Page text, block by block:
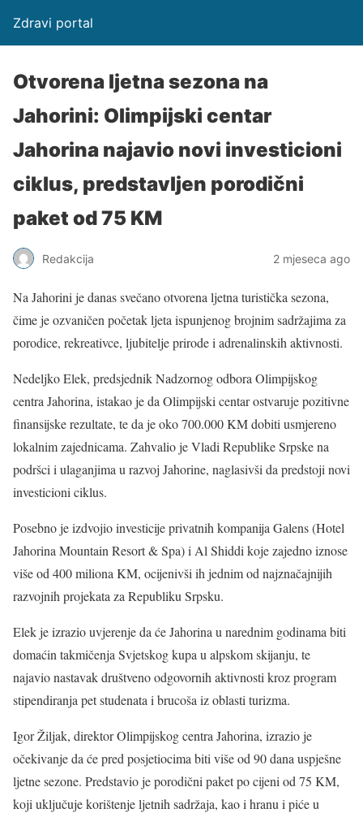
Zdravi portal
Otvorena ljetna sezona na
Jahorini: Olimpijski centar
Jahorina najavio novi investicioni
ciklus, predstavljen porodični
paket od 75 KM
Redakcija 2 mjeseca ago
Na Jahorini je danas svečano otvorena ljetna turistička sezona,
čime je ozvaničen početak ljeta ispunjenog brojnim sadržajima za
porodice, rekreativce, ljubitelje prirode i adrenalinskih aktivnosti.
Nedeljko Elek, predsjednik Nadzornog odbora Olimpijskog
centra Jahorina, istakao je da Olimpijski centar ostvaruje pozitivne
finansijske rezultate, te da je oko 700.000 KM dobiti usmjereno
lokalnim zajednicama. Zahvalio je Vladi Republike Srpske na
podršci i ulaganjima u razvoj Jahorine, naglasivši da predstoji novi
investicioni ciklus.
Posebno je izdvojio investicije privatnih kompanija Galens (Hotel
Jahorina Mountain Resort & Spa) i Al Shiddi koje zajedno iznose
više od 400 miliona KM, ocijenivši ih jednim od najznačajnijih
razvojnih projekata za Republiku Srpsku.
Elek je izrazio uvjerenje da će Jahorina u narednim godinama biti
domaćin takmičenja Svjetskog kupa u alpskom skijanju, te
najavio nastavak društveno odgovornih aktivnosti kroz program
stipendiranja pet studenata i brucoša iz oblasti turizma.
Igor Žiljak, direktor Olimpijskog centra Jahorina, izrazio je
očekivanje da će pred posjetiocima biti više od 90 dana uspješne
ljetne sezone. Predstavio je porodični paket po cijeni od 75 KM,
koji uključuje korištenje ljetnih sadržaja, kao i hranu i piće u